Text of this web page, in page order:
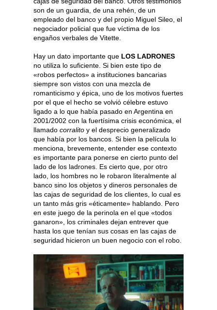
son de un guardia, de una rehén, de un
empleado del banco y del propio Miguel Sileo, el
negociador policial que fue víctima de los
engaños verbales de Vitette.
Hay un dato importante que LOS LADRONES
no utiliza lo suficiente. Si bien este tipo de
«robos perfectos» a instituciones bancarias
siempre son vistos con una mezcla de
romanticismo y épica, uno de los motivos fuertes
por el que el hecho se volvió célebre estuvo
ligado a lo que había pasado en Argentina en
2001/2002 con la fuertísima crisis económica, el
llamado corralito y el desprecio generalizado
que había por los bancos. Si bien la película lo
menciona, brevemente, entender ese contexto
es importante para ponerse en cierto punto del
lado de los ladrones. Es cierto que, por otro
lado, los hombres no le robaron literalmente al
banco sino los objetos y dineros personales de
las cajas de seguridad de los clientes, lo cual es
un tanto más gris «éticamente» hablando. Pero
en este juego de la perinola en el que «todos
ganaron», los criminales dejan entrever que
hasta los que tenían sus cosas en las cajas de
seguridad hicieron un buen negocio con el robo.